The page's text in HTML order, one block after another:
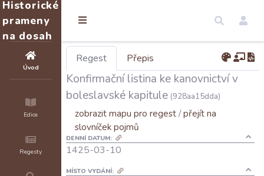
Historické
prameny
na dosah
Úvod
Edice
Regesty
Regest Přepis
Konfirmační listina ke kanovnictví v
boleslavské kapitule (928aa15dda)
zobrazit mapu pro regest/přejít na
slovníček pojmů
DENNÍ DATUM:
1425-03-10
MÍSTO VYDÁNÍ: